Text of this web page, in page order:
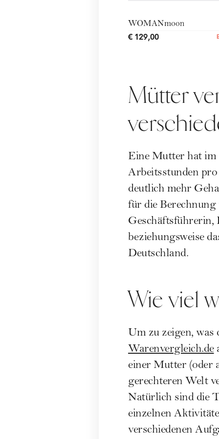
WOMANmoon
€ 129,00
Mütter
Eine Mutter hat im
Arbeitsstunden pro
deutlich mehr
für die
Geschäftsführerin,
beziehungsweise
Deutschland.
Wie viel
Um zu zeigen,
Warenvergleich.de
einer Mutter (oder
gerechteren Welt
Natürlich sind die
einzelnen
verschiedenen